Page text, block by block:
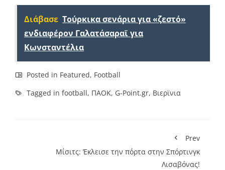
Διάβασε Τούρκικα σενάρια για «ζεστό»
ενδιαφέρον Γαλατάσαραϊ για
Κωνσταντέλια
Posted in Featured, Football
Tagged in football, ΠΑΟΚ, G-Point.gr, Βιερϊνια
Prev
Μίσιτς: Έκλεισε την πόρτα στην Σπόρτινγκ
Λισαβόνας!